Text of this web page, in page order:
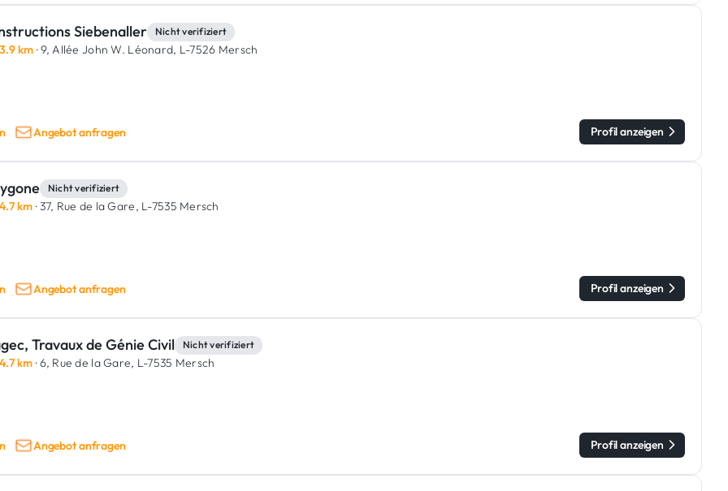
Siebenaller Nicht verifiziert
3.9 km · 9, Allée John W. Léonard, L-7526 Mersch
Angebot anfragen Profil anzeigen
Nicht verifiziert
4.7 km · 37, Rue de la Gare, L-7535 Mersch
Angebot anfragen Profil anzeigen
Travaux de Génie Civil Nicht verifiziert
4.7 km · 6, Rue de la Gare, L-7535 Mersch
Angebot anfragen Profil anzeigen